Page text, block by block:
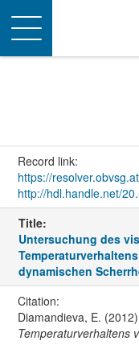
Toggle
navigation
Record link:
https://
http://hdl.handle.net/
Title:
Untersuchung des
dynamischen
Citation:
Diamandieva, E.
Temperaturverhaltens